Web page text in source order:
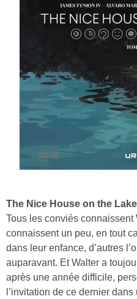
The Nice House on the
Tous les conviés connaissent
connaissent un peu, en tout
dans leur enfance, d’autres
auparavant. Et Walter a
après une année difficile,
l’invitation de ce dernier